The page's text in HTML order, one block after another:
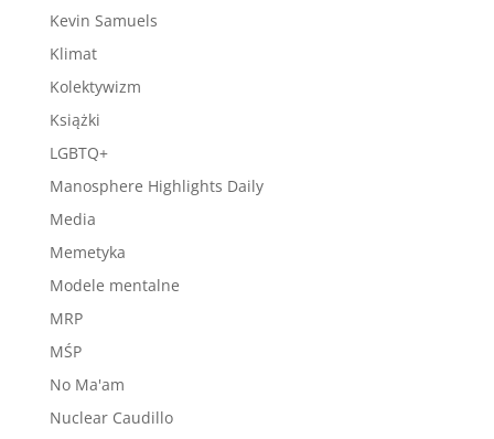
Kevin Samuels
Klimat
Kolektywizm
Książki
LGBTQ+
Manosphere Highlights Daily
Media
Memetyka
Modele mentalne
MRP
MŚP
No Ma'am
Nuclear Caudillo